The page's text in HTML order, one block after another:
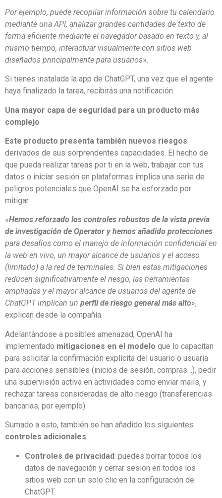
Por ejemplo, puede recopilar información sobre tu calendario
mediante una API, analizar grandes cantidades de texto de
forma eficiente mediante el navegador basado en texto y, al
mismo tiempo, interactuar visualmente con sitios web
diseñados principalmente para usuarios».
Si tienes instalada la app de ChatGPT, una vez que el agente
haya finalizado la tarea, recibirás una notificación.
Una mayor capa de seguridad para un producto más
complejo
Este producto presenta también nuevos riesgos
derivados de sus sorprendentes capacidades. El hecho de
que pueda realizar tareas por ti en la web, trabajar con tus
datos o iniciar sesión en plataformas implica una serie de
peligros potenciales que OpenAI se ha esforzado por
mitigar.
«Hemos reforzado los controles robustos de la vista previa
de investigación de Operator y hemos añadido protecciones
para desafíos como el manejo de información confidencial en
la web en vivo, un mayor alcance de usuarios y el acceso
(limitado) a la red de terminales. Si bien estas mitigaciones
reducen significativamente el riesgo, las herramientas
ampliadas y el mayor alcance de usuarios del agente de
ChatGPT implican un perfil de riesgo general más alto»,
explican desde la compañía.
Adelantándose a posibles amenazad, OpenAI ha
implementado mitigaciones en el modelo que lo capacitan
para solicitar la confirmación explícita del usuario o usuaria
para acciones sensibles (inicios de sesión, compras…), pedir
una supervisión activa en actividades como enviar mails, y
rechazar tareas consideradas de alto riesgo (transferencias
bancarias, por ejemplo).
Sumado a esto, también se han añadido los siguientes
controles adicionales:
Controles de privacidad: puedes borrar todos los
datos de navegación y cerrar sesión en todos los
sitios web con un solo clic en la configuración de
ChatGPT.